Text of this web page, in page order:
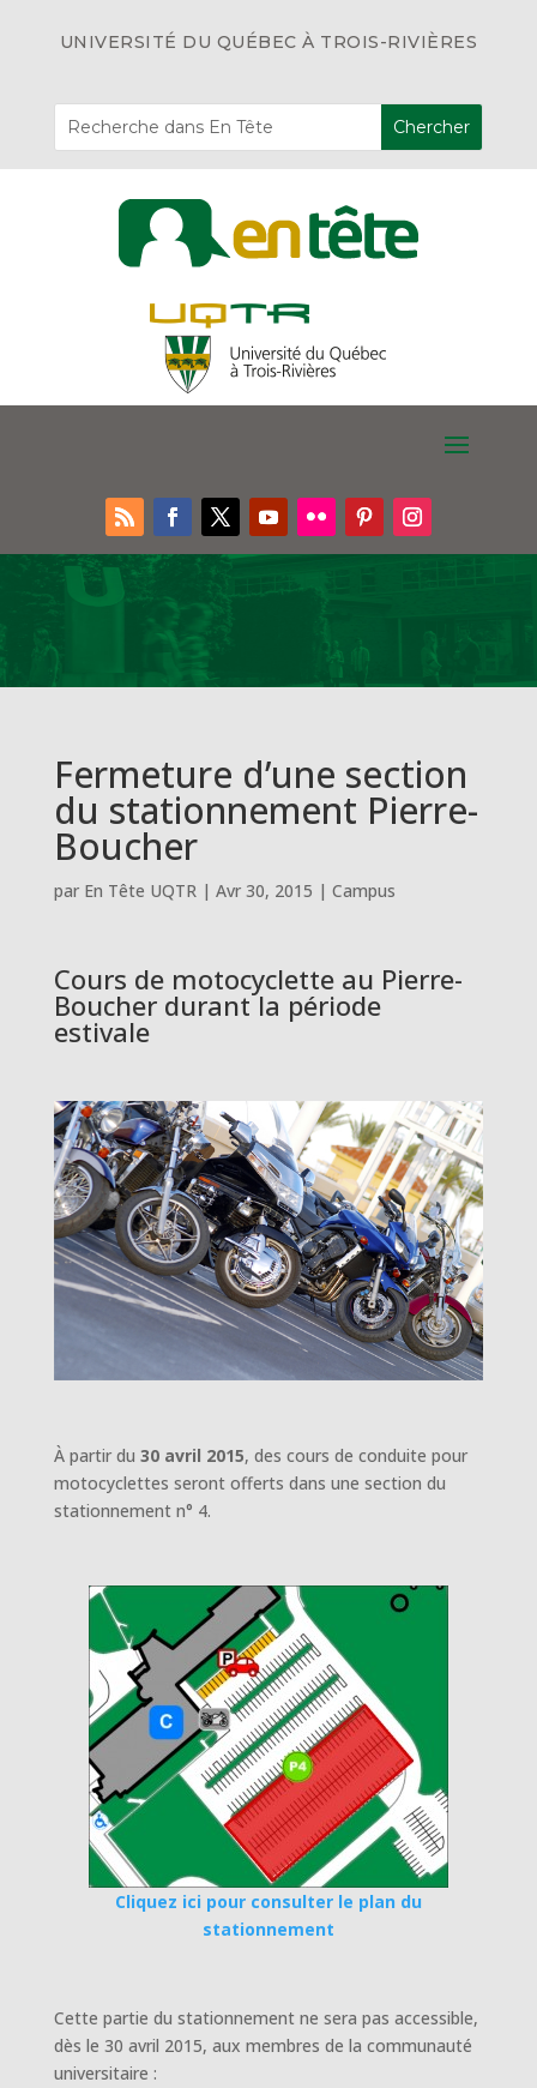
UNIVERSITÉ DU QUÉBEC À TROIS-RIVIÈRES
Fermeture d’une section
du stationnement Pierre-
Boucher
par En Tête UQTR| Avr 30, 2015 | Campus
Cours de motocyclette au Pierre-
Boucher durant la période
estivale
À partir du 30 avril 2015, des cours de conduite pour
motocyclettes seront offerts dans une section du
stationnement n° 4.
Cliquez ici pour consulter le plan du
stationnement
Cette partie du stationnement ne sera pas accessible,
dès le 30 avril 2015, aux membres de la communauté
universitaire :